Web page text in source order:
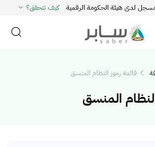
لدى هيئة الحكومة الرقمية كيف تتحقق؟
قائمة رموز النظام المنسق
المنسق